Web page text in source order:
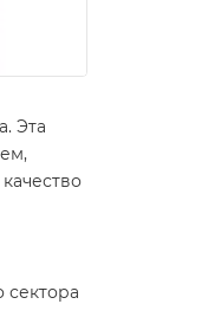
Эта
сектора